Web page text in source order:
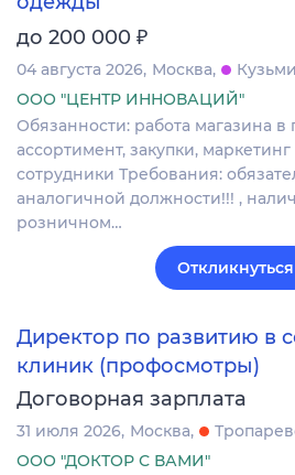
до 200 000 ₽
04 августа 2026 Москва
ООО "ЦЕНТР ИННОВАЦИЙ"
Обязанности: работа магазина в
ассортимент, закупки,
сотрудники Требования:
аналогичной должности!!! ,
розничном…
Откликнуться
Директор по развитию в
клиник (профосмотры)
Договорная зарплата
31 июля 2026 Москва
ООО "ДОКТОР С ВАМИ"